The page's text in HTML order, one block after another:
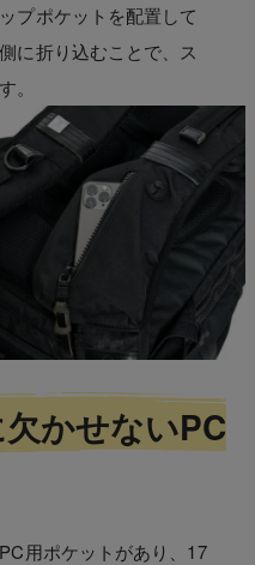
プポケットを配置して
に折り込むことで、ス
。
かせないPC
用ポケットがあり、17